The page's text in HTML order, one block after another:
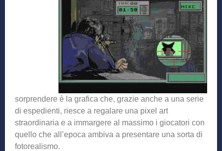
sorprendere è la grafica che, grazie anche a una serie
di espedienti, riesce a regalare una pixel art
straordinaria e a immargere al massimo i giocatori con
quello che all’epoca ambiva a presentare una sorta di
fotorealismo.